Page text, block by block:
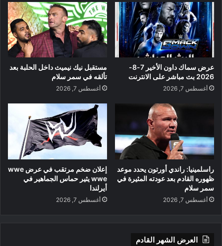
عرض سماك داون الأخير 7-8-
2026 بث مباشر على الانترنت
أغسطس 7, 2026
مستقبل نيك نيميث داخل الحلبة بعد
تألقه في سمر سلام
أغسطس 7, 2026
راسلمينيا: راندي أورتون يحدد موعد
ظهوره القادم بعد عودته المثيرة في
سمر سلام
أغسطس 7, 2026
إعلان ضخم مرتقب في عرض wwe
wwe يثير حماس الجماهير في
أيرلندا
أغسطس 7, 2026
العرض الشهر القادم